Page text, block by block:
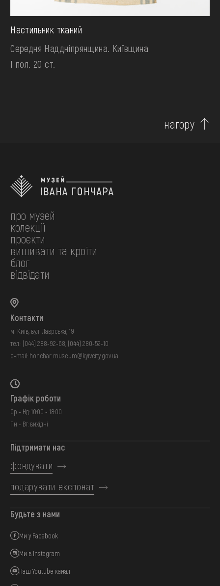
Настильник тканий
Середня Наддніпрянщина. Київщина
І пол. 20 ст.
нагору
про музей
колекції
проєкти
вишивати та кроїти
блог
відвідати
Контакти
м. Київ, вул. Лаврська, 19
тел.: (044) 288-92-68 (044) 280-52-10
e-mail: honchar.museum@kyivcity.gov.ua
Графік роботи
Ср - Нд: 10:00 - 18:00
Пн - Вт: вихідні
Підтримати нас
фондувати
подарувати експонат
Будьте з нами
Ми у Facebook
Ми в Instagram
Наш Youtube канал